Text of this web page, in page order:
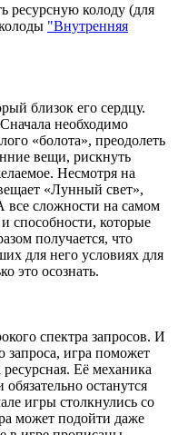
ресурсную колоду (для
"Внутренняя
близок его сердцу.
необходимо
«болота», преодолеть
вещи, рискнуть
Несмотря на
«Лунный свет»,
все сложности на самом
способности, которые
получается, что
для него условиях для
это осознать.
спектра запросов. И
запроса, игра поможет
Её механика
останутся
игры столкнулись со
может подойти даже